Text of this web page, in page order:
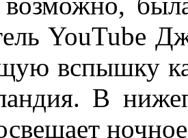
YouTube
вспышку
В